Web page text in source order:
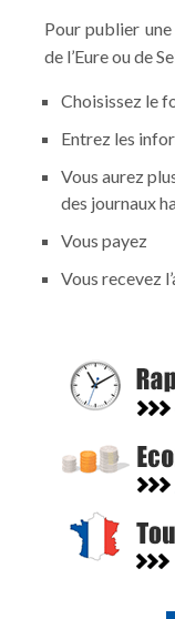
Pour publier
de l’Eure ou de
Choisissez le
Entrez les
Vous aurez
des journaux
Vous payez
Vous recevez